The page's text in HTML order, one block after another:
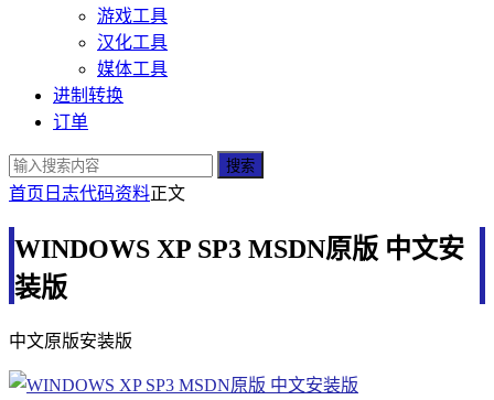
游戏工具
汉化工具
媒体工具
进制转换
订单
搜索
首页 日志代码资料正文
WINDOWS XP SP3 MSDN原版 中文安
装版
中文原版安装版